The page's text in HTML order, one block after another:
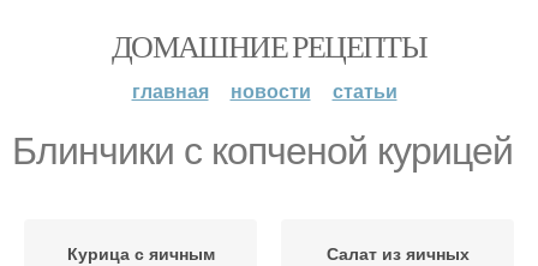
ДОМАШНИЕ РЕЦЕПТЫ
главная новости статьи
Блинчики с копченой курицей
Курица с яичным
Салат из яичных